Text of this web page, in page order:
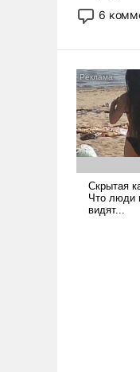
небольшая
Китаем.
6